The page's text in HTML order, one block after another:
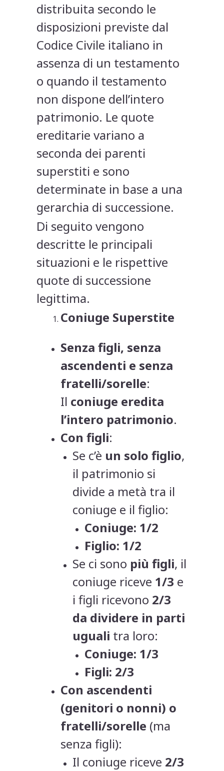
distribuita secondo le
disposizioni previste dal
Codice Civile italiano in
assenza di un testamento
o quando il testamento
non dispone dell’intero
patrimonio. Le quote
ereditarie variano a
seconda dei parenti
superstiti e sono
determinate in base a una
gerarchia di successione.
Di seguito vengono
descritte le principali
situazioni e le rispettive
quote di successione
legittima.
Coniuge Superstite
Senza figli, senza
ascendenti e senza
fratelli/sorelle:
Il coniuge eredita
l’intero patrimonio.
Con figli:
Se c’è un solo figlio,
il patrimonio si
divide a metà tra il
coniuge e il figlio:
Coniuge: 1/2
Figlio: 1/2
Se ci sono più figli, il
coniuge riceve 1/3 e
i figli ricevono 2/3
da dividere in parti
uguali tra loro:
Coniuge: 1/3
Figli: 2/3
Con ascendenti
(genitori o nonni) o
fratelli/sorelle (ma
senza figli):
Il coniuge riceve 2/3